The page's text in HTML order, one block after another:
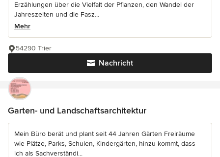
Erzählungen über die Vielfalt der Pflanzen, den Wandel der
Jahreszeiten und die Fasz...
Mehr
Nachricht
54290 Trier
Garten- und Landschaftsarchitektur
Mein Büro berät und plant seit 44 Jahren Gärten Freiräume
wie Plätze, Parks, Schulen, Kindergärten, hinzu kommt, dass
ich als Sachverständi...